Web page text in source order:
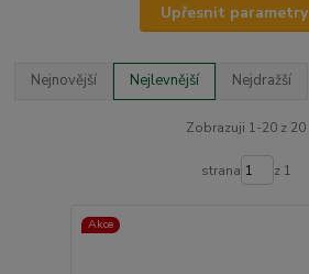
Upřesnit parametry
Nejnovější Nejlevnější Nejdražší
Zobrazuji 1-20 z 20
strana z 1
Akce